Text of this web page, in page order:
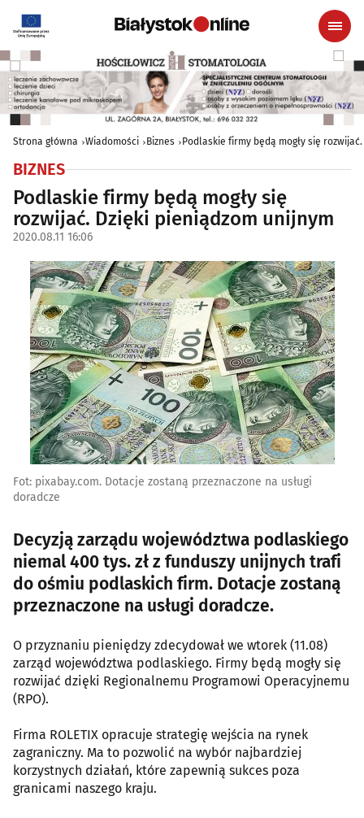
Strona główna Wiadomości Biznes Podlaskie firmy będą mogły się
BIZNES
Podlaskie firmy będą mogły się
rozwijać. Dzięki pieniądzom unijnym
2020.08.11 16:06
Fot: pixabay.com. Dotacje zostaną przeznaczone na usługi
doradcze
Decyzją zarządu województwa podlaskiego
niemal 400 tys. zł z funduszy unijnych trafi
do ośmiu podlaskich firm. Dotacje zostaną
przeznaczone na usługi doradcze.
O przyznaniu pieniędzy zdecydował we wtorek (11.08)
zarząd województwa podlaskiego. Firmy będą mogły się
rozwijać dzięki Regionalnemu Programowi Operacyjnemu
(RPO).
Firma ROLETIX opracuje strategię wejścia na rynek
zagraniczny. Ma to pozwolić na wybór najbardziej
korzystnych działań, które zapewnią sukces poza
granicami naszego kraju.